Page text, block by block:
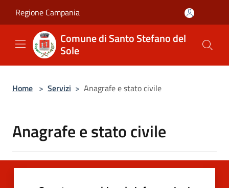
Regione Campania
Comune di Santo Stefano del
Sole
Home > Servizi > Anagrafe e stato civile
Anagrafe e stato civile